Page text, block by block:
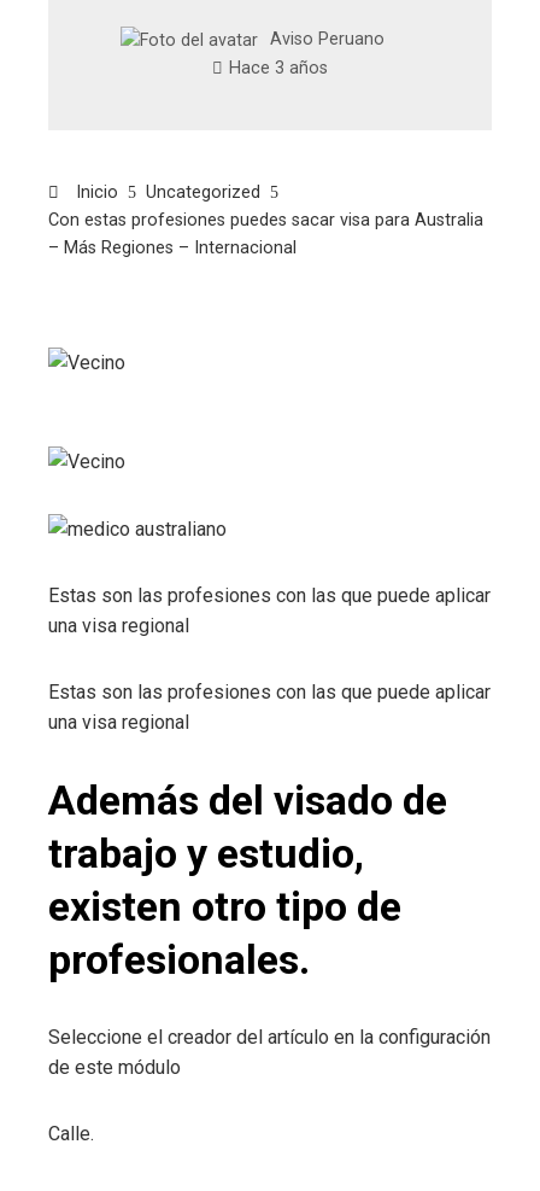
Aviso Peruano
Hace 3 años
Inicio
Uncategorized
Con estas profesiones puedes sacar visa para Australia
– Más Regiones – Internacional
Estas son las profesiones con las que puede aplicar
una visa regional
Estas son las profesiones con las que puede aplicar
una visa regional
Además del visado de
trabajo y estudio,
existen otro tipo de
profesionales.
Seleccione el creador del artículo en la configuración
de este módulo
Calle.